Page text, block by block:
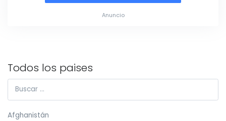
Anuncio
Todos los paises
Afghanistán